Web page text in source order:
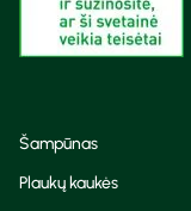
Šampūnas
Plaukų kaukės